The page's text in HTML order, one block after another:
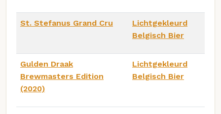
St. Stefanus Grand Cru
Lichtgekleurd
Belgisch Bier
Gulden Draak
Brewmasters Edition
(2020)
Lichtgekleurd
Belgisch Bier